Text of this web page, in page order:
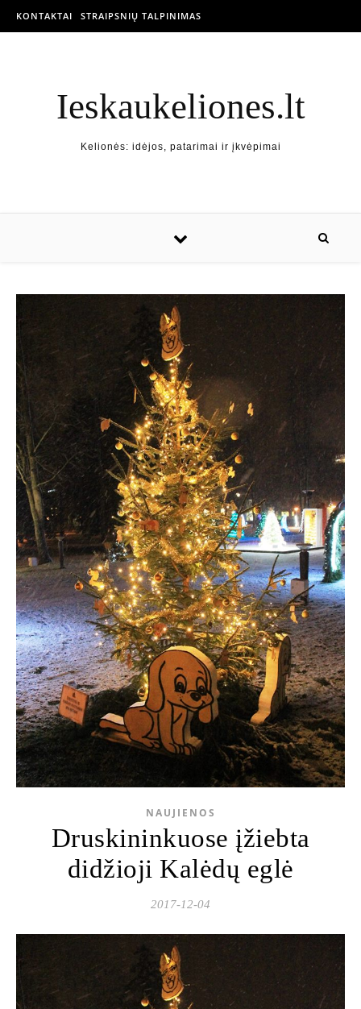
KONTAKTAI STRAIPSNIŲ TALPINIMAS
Ieskaukeliones.lt
Kelionės: idėjos, patarimai ir įkvėpimai
NAUJIENOS
Druskininkuose įžiebta
didžioji Kalėdų eglė
2017-12-04